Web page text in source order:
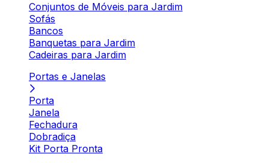
Conjuntos de Móveis para Jardim
Sofás
Bancos
Banquetas para Jardim
Cadeiras para Jardim
Portas e Janelas
Porta
Janela
Fechadura
Dobradiça
Kit Porta Pronta